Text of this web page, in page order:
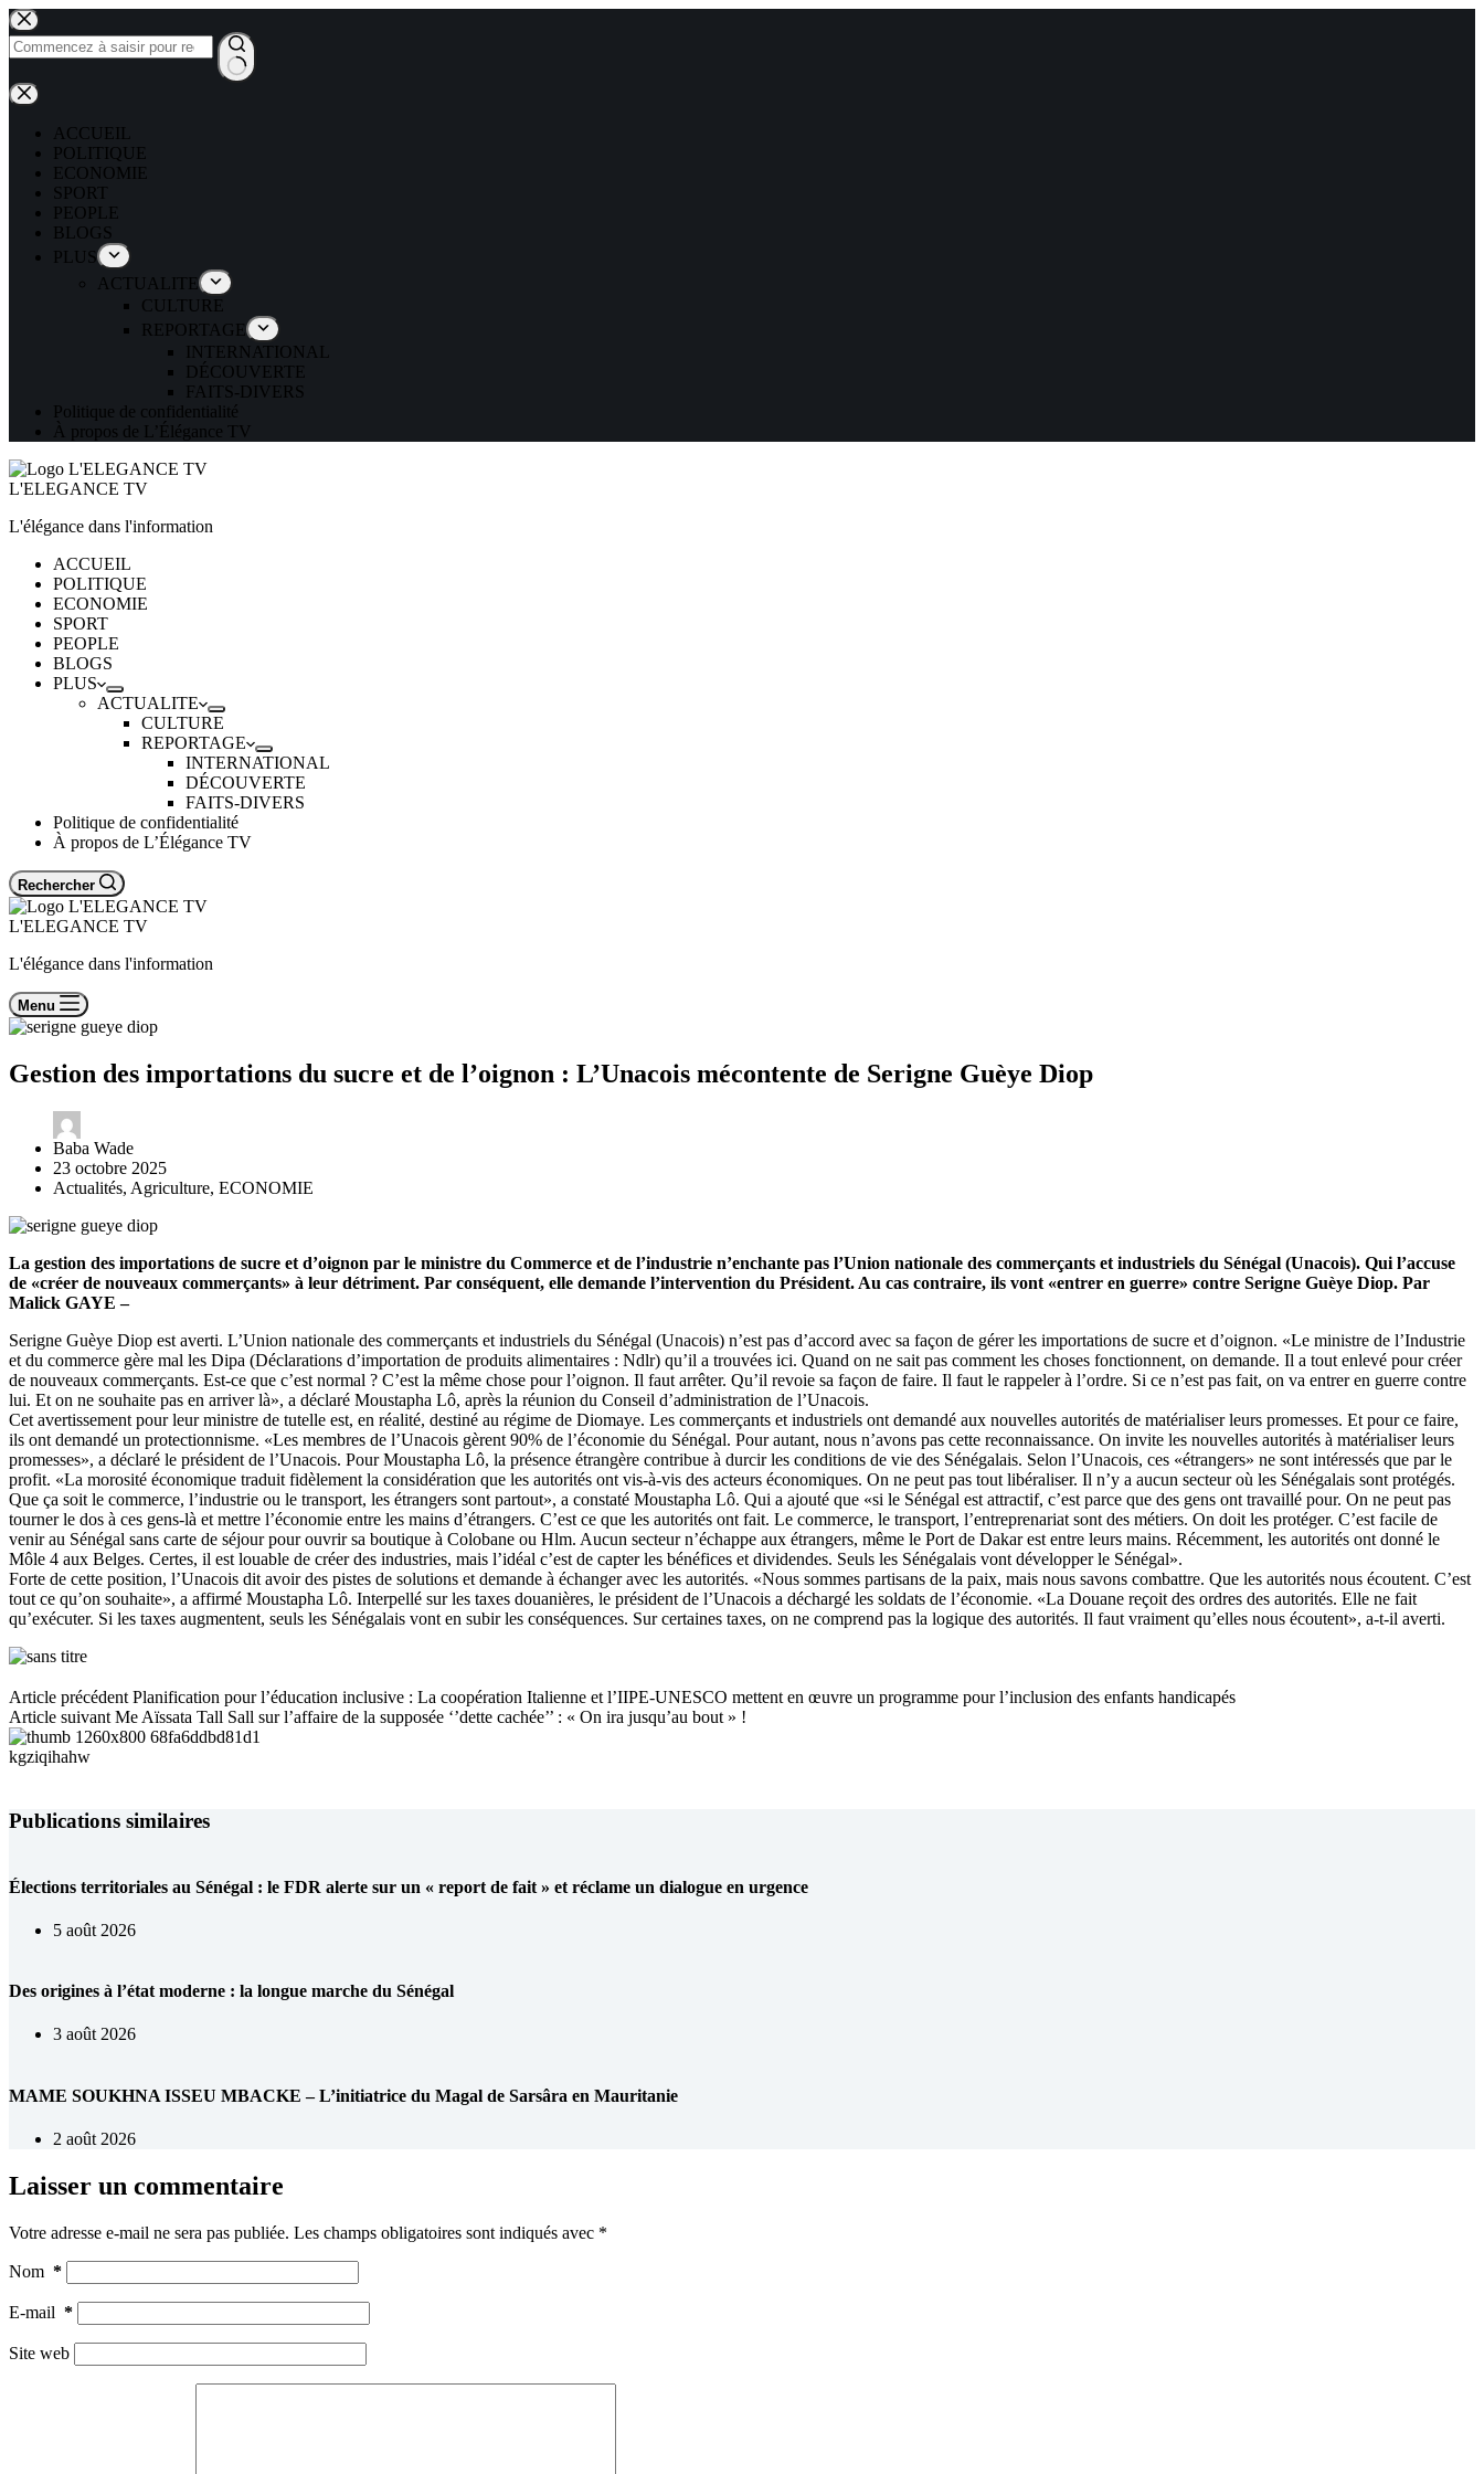
ACCUEIL
POLITIQUE
ECONOMIE
SPORT
PEOPLE
BLOGS
PLUS
ACTUALITE
CULTURE
REPORTAGE
INTERNATIONAL
DÉCOUVERTE
FAITS-DIVERS
Politique de confidentialité
À propos de L’Élégance TV
L'ELEGANCE TV
L'élégance dans l'information
ACCUEIL
POLITIQUE
ECONOMIE
SPORT
PEOPLE
BLOGS
PLUS
ACTUALITE
CULTURE
REPORTAGE
INTERNATIONAL
DÉCOUVERTE
FAITS-DIVERS
Politique de confidentialité
À propos de L’Élégance TV
Rechercher
L'ELEGANCE TV
L'élégance dans l'information
Menu
Gestion des importations du sucre et de l’oignon : L’Unacois mécontente de Serigne Guèye Diop
Baba Wade
23 octobre 2025
Actualités, Agriculture, ECONOMIE
La gestion des importations de sucre et d’oignon par le ministre du Commerce et de l’industrie n’enchante pas l’Union nationale des commerçants et industriels du Sénégal (Unacois). Qui l’accuse
de «créer de nouveaux commerçants» à leur détriment. Par conséquent, elle demande l’intervention du Président. Au cas contraire, ils vont «entrer en guerre» contre Serigne Guèye Diop. Par
Malick GAYE –
Serigne Guèye Diop est averti. L’Union nationale des commerçants et industriels du Sénégal (Unacois) n’est pas d’accord avec sa façon de gérer les importations de sucre et d’oignon. «Le ministre de l’Industrie
et du commerce gère mal les Dipa (Décla­rations d’importation de produits alimentaires : Ndlr) qu’il a trouvées ici. Quand on ne sait pas comment les choses fonctionnent, on demande. Il a tout enlevé pour créer
de nouveaux commerçants. Est-ce que c’est normal ? C’est la même chose pour l’oignon. Il faut arrêter. Qu’il revoie sa façon de faire. Il faut le rappeler à l’ordre. Si ce n’est pas fait, on va entrer en guerre contre
lui. Et on ne souhaite pas en arriver là», a déclaré Moustapha Lô, après la réunion du Conseil d’administration de l’Unacois.
Cet avertissement pour leur ministre de tutelle est, en réalité, destiné au régime de Diomaye. Les commerçants et industriels ont demandé aux nouvelles autorités de matérialiser leurs promesses. Et pour ce faire,
ils ont demandé un protectionnisme. «Les membres de l’Unacois gèrent 90% de l’économie du Sénégal. Pour autant, nous n’avons pas cette reconnaissance. On invite les nouvelles autorités à matérialiser leurs
promesses», a déclaré le président de l’Unacois. Pour Moustapha Lô, la présence étrangère contribue à durcir les conditions de vie des Sénégalais. Selon l’Unacois, ces «étrangers» ne sont intéressés que par le
profit. «La morosité économique traduit fidèlement la considération que les autorités ont vis-à-vis des acteurs économiques. On ne peut pas tout libéraliser. Il n’y a aucun secteur où les Sénégalais sont protégés.
Que ça soit le commerce, l’industrie ou le transport, les étrangers sont partout», a constaté Moustapha Lô. Qui a ajouté que «si le Sénégal est attractif, c’est parce que des gens ont travaillé pour. On ne peut pas
tourner le dos à ces gens-là et mettre l’économie entre les mains d’étrangers. C’est ce que les autorités ont fait. Le commerce, le transport, l’entreprenariat sont des métiers. On doit les protéger. C’est facile de
venir au Sénégal sans carte de séjour pour ouvrir sa boutique à Colobane ou Hlm. Aucun secteur n’échappe aux étrangers, même le Port de Dakar est entre leurs mains. Récemment, les autorités ont donné le
Môle 4 aux Belges. Certes, il est louable de créer des industries, mais l’idéal c’est de capter les bénéfices et dividendes. Seuls les Sénégalais vont développer le Sénégal».
Forte de cette position, l’Unacois dit avoir des pistes de solutions et demande à échanger avec les autorités. «Nous sommes partisans de la paix, mais nous savons combattre. Que les autorités nous écoutent. C’est
tout ce qu’on souhaite», a affirmé Moustapha Lô. Interpellé sur les taxes douanières, le président de l’Unacois a déchargé les soldats de l’économie. «La Douane reçoit des ordres des autorités. Elle ne fait
qu’exécuter. Si les taxes augmentent, seuls les Sénégalais vont en subir les conséquences. Sur certaines taxes, on ne comprend pas la logique des autorités. Il faut vraiment qu’elles nous écoutent», a-t-il averti.
Article précédent Planification pour l’éducation inclusive : La coopération Italienne et l’IIPE-UNESCO mettent en œuvre un programme pour l’inclusion des enfants handicapés
Article suivant Me Aïssata Tall Sall sur l’affaire de la supposée ‘’dette cachée’’ : « On ira jusqu’au bout » !
Publications similaires
Élections territoriales au Sénégal : le FDR alerte sur un « report de fait » et réclame un dialogue en urgence
5 août 2026
Des origines à l’état moderne : la longue marche du Sénégal
3 août 2026
MAME SOUKHNA ISSEU MBACKE – L’initiatrice du Magal de Sarsâra en Mauritanie
2 août 2026
Laisser un commentaire
Votre adresse e-mail ne sera pas publiée. Les champs obligatoires sont indiqués avec *
Nom *
E-mail *
Site web